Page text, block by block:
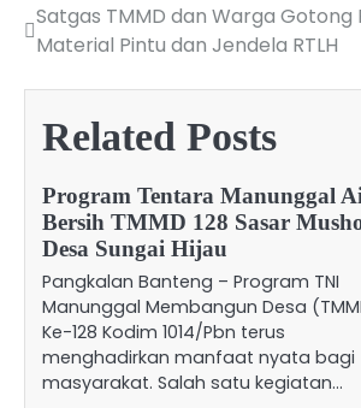
Post
Satgas TMMD dan Warga Gotong
Material Pintu dan Jendela RTLH
Related Posts
Program Tentara Manunggal
Bersih TMMD 128 Sasar
Desa Sungai Hijau
Pangkalan Banteng – Program TNI
Manunggal Membangun Desa
Ke-128 Kodim 1014/Pbn terus
menghadirkan manfaat nyata bagi
masyarakat. Salah satu kegiatan…